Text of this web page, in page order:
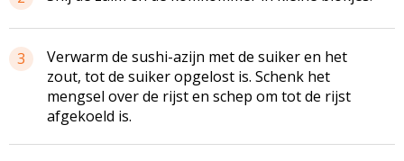
3
Verwarm de sushi-azijn met de suiker en het
zout, tot de suiker opgelost is. Schenk het
mengsel over de rijst en schep om tot de rijst
afgekoeld is.